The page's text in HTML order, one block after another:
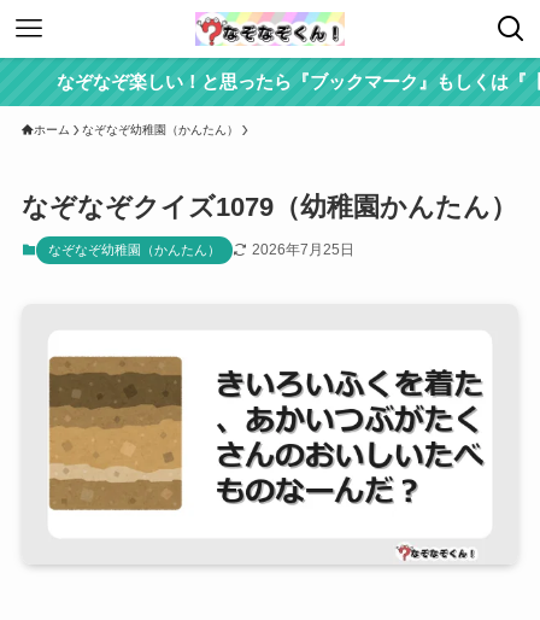
なぞなぞ楽しい！と思ったら『ブックマーク』もしくは『【
ホーム なぞなぞ幼稚園（かんたん）
なぞなぞクイズ1079（幼稚園かんたん）
なぞなぞ幼稚園（かんたん） 2026年7月25日